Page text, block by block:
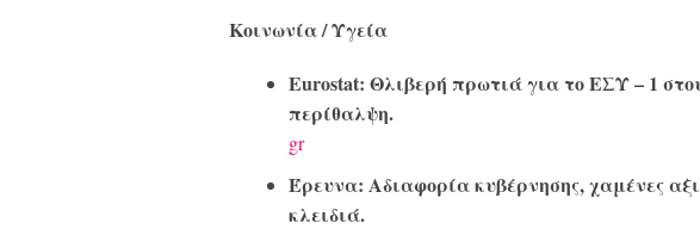
Κοινωνία / Υγεία
Eurostat: Θλιβερή πρωτιά για το ΕΣΥ – 1
περίθαλψη.
gr
Έρευνα: Αδιαφορία κυβέρνησης, χαμένες
κλειδιά.